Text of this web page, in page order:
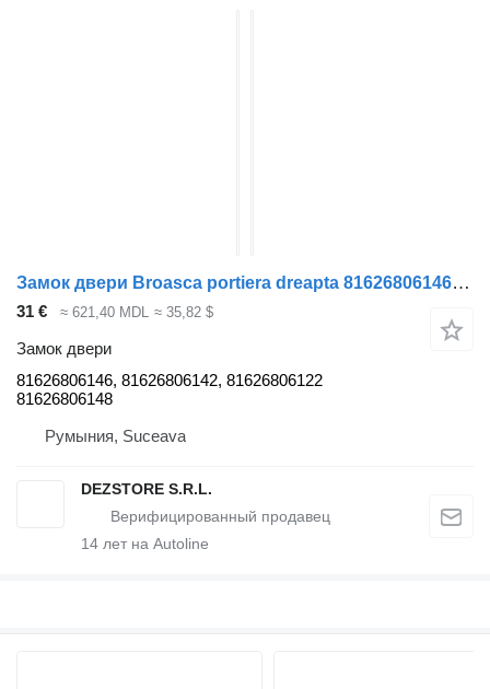
Замок двери Broasca portiera dreapta 81626806146 для тягача MAN TGX
31 € ≈ 621,40 MDL ≈ 35,82 $
Замок двери
81626806146, 81626806142, 81626806122
81626806148
Румыния, Suceava
DEZSTORE S.R.L.
14 лет на Autoline